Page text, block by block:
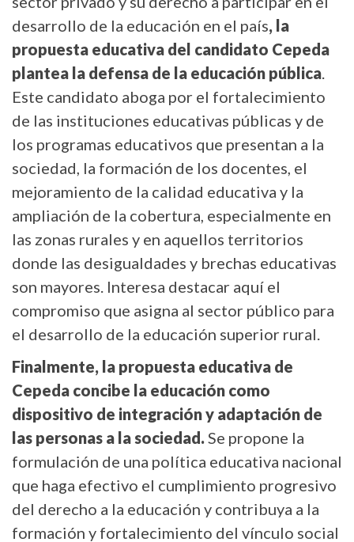
desarrollo de la educación en el país, la
propuesta educativa del candidato Cepeda
plantea la defensa de la educación pública.
Este candidato aboga por el fortalecimiento
de las instituciones educativas públicas y de
los programas educativos que presentan a la
sociedad, la formación de los docentes, el
mejoramiento de la calidad educativa y la
ampliación de la cobertura, especialmente en
las zonas rurales y en aquellos territorios
donde las desigualdades y brechas educativas
son mayores. Interesa destacar aquí el
compromiso que asigna al sector público para
el desarrollo de la educación superior rural.
Finalmente, la propuesta educativa de
Cepeda concibe la educación como
dispositivo de integración y adaptación de
las personas a la sociedad. Se propone la
formulación de una política educativa nacional
que haga efectivo el cumplimiento progresivo
del derecho a la educación y contribuya a la
formación y fortalecimiento del vínculo social